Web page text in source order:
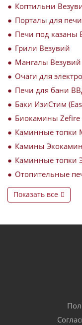
Коптильни
Порталы для
Печи под казаны
Грили Везувий
Мангалы Везувий
Очаги для
Печи для бани
Баки ИзиСтим
Биокамины Zefire
Каминные топки
Камины Экокамин
Каминные топки
Отопительные
Показать все